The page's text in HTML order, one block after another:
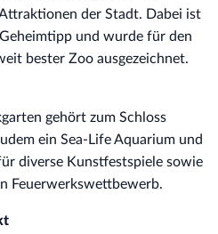
der Stadt. Dabei ist
und wurde für den
bester Zoo ausgezeichnet.
gehört zum Schloss
ein Sea-Life Aquarium und
diverse Kunstfestspiele sowie
Feuerwerkswettbewerb.